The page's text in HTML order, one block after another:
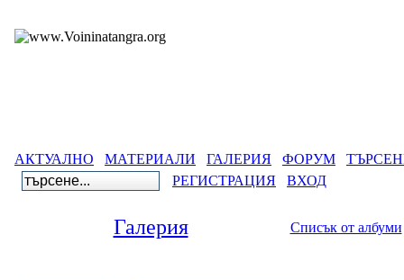
АКТУАЛНО МАТЕРИАЛИ ГАЛЕРИЯ ФОРУМ
РЕГИСТРАЦИЯ
ВХОД
Галерия Списък от албуми